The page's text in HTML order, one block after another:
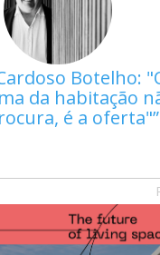
Botelho:
da habitação
é a oferta"